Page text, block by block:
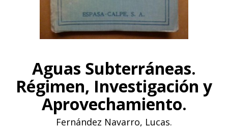
Aguas Subterráneas.
Régimen, Investigación y
Aprovechamiento.
Fernández Navarro, Lucas.